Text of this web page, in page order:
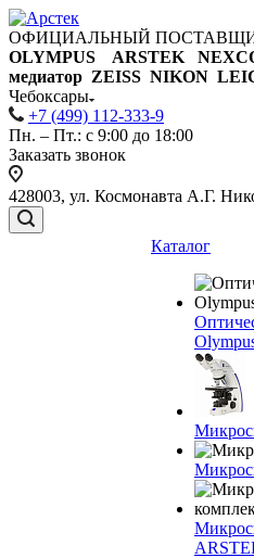
ОФИЦИАЛЬНЫЙ
OLYMPUS ARSTEK
медиатор ZEISS NIKON
Чебоксары
+7 (499) 112-333-9
Пн. – Пт.: с 9:00 до 18:00
Заказать звонок
428003, ул. Космонавта А.Г.
Каталог